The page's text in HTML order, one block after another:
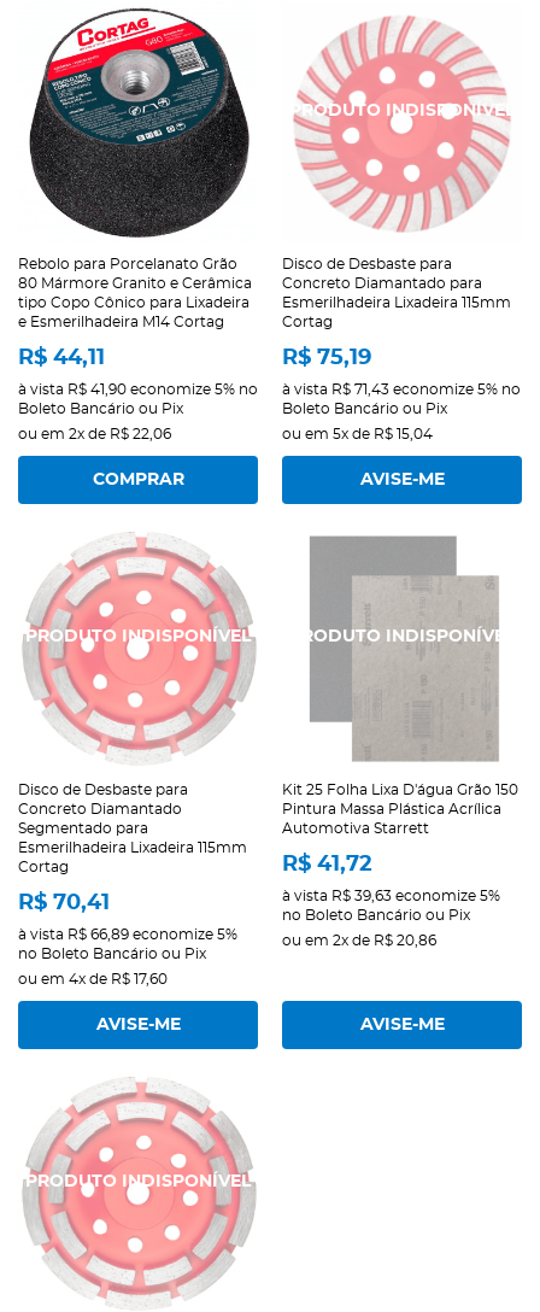
Rebolo para Porcelanato Grão
80 Mármore Granito e Cerâmica
tipo Copo Cônico para Lixadeira
e Esmerilhadeira M14 Cortag
R$ 44,11
à vista R$ 41,90 economize 5% no
Boleto Bancário ou Pix
ou em 2x de R$ 22,06
COMPRAR
Disco de Desbaste para
Concreto Diamantado para
Esmerilhadeira Lixadeira 115mm
Cortag
R$ 75,19
à vista R$ 71,43 economize 5% no
Boleto Bancário ou Pix
ou em 5x de R$ 15,04
AVISE-ME
Disco de Desbaste para
Concreto Diamantado
Segmentado para
Esmerilhadeira Lixadeira 115mm
Cortag
R$ 70,41
à vista R$ 66,89 economize 5%
no Boleto Bancário ou Pix
ou em 4x de R$ 17,60
AVISE-ME
Kit 25 Folha Lixa D'água Grão 150
Pintura Massa Plástica Acrílica
Automotiva Starrett
R$ 41,72
à vista R$ 39,63 economize 5%
no Boleto Bancário ou Pix
ou em 2x de R$ 20,86
AVISE-ME